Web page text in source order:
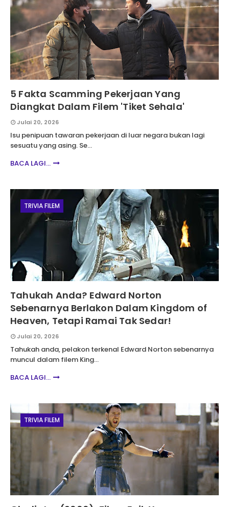
5 Fakta Scamming Pekerjaan Yang
Diangkat Dalam Filem 'Tiket Sehala'
Julai 20, 2026
Isu penipuan tawaran pekerjaan di luar negara bukan lagi
sesuatu yang asing. Se…
BACA LAGI...
TRIVIA FILEM
Tahukah Anda? Edward Norton
Sebenarnya Berlakon Dalam Kingdom of
Heaven, Tetapi Ramai Tak Sedar!
Julai 20, 2026
Tahukah anda, pelakon terkenal Edward Norton sebenarnya
muncul dalam filem King…
BACA LAGI...
TRIVIA FILEM